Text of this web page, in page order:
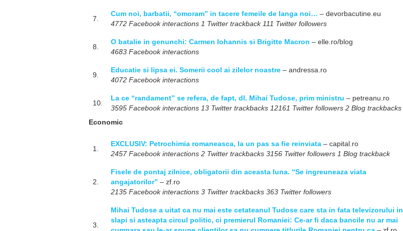
7.
Cum noi, barbatii, “omoram” in tacere femeile de langa noi… – devorbacutine.eu
4772 Facebook interactions 1 Twitter trackback 111 Twitter followers
8.
O batalie in genunchi: Carmen Iohannis si Brigitte Macron – elle.ro/blog
4683 Facebook interactions
9.
Educatie si lipsa ei. Somerii cool ai zilelor noastre – andressa.ro
4072 Facebook interactions
10.
La ce “randament” se refera, de fapt, dl. Mihai Tudose, prim ministru – petreanu.ro
3595 Facebook interactions 13 Twitter trackbacks 12161 Twitter followers 2 Blog trackbacks
Economic
1.
EXCLUSIV: Petrochimia romaneasca, la un pas sa fie reinviata – capital.ro
2457 Facebook interactions 2 Twitter trackbacks 3156 Twitter followers 1 Blog trackback
2.
Fisele de pontaj zilnice, obligatorii din aceasta luna. “Se ingreuneaza viata
angajatorilor” – zf.ro
2135 Facebook interactions 3 Twitter trackbacks 363 Twitter followers
3.
Mihai Tudose a uitat ca nu mai este cetateanul Tudose care sta in fata televizorului in
slapi si asteapta circul politic, ci premierul Romaniei: Ce-ar fi daca bancile nu ar mai